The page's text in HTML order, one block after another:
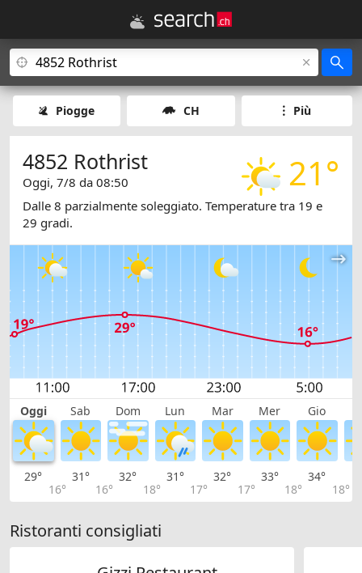
Piogge CH Più
21°
4852 Rothrist
Oggi, 7/8 da 08:50
Dalle 8 parzialmente soleggiato. Temperature tra 19 e
29 gradi.
Oggi Sab Dom Lun Mar Mer Gio
29°
16°
31°
16°
32°
18°
31°
17°
32°
17°
33°
18°
34°
18°
Ristoranti consigliati